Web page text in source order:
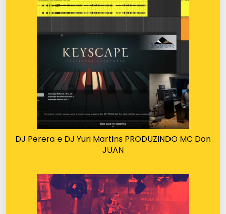
DJ Perera e DJ Yuri Martins PRODUZINDO MC Don
JUAN